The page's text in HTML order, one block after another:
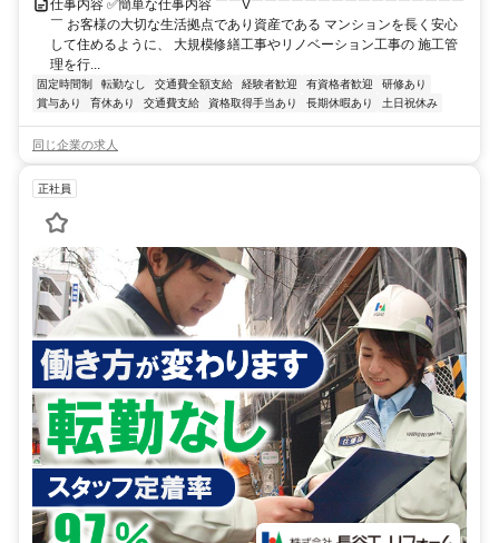
仕事内容 ✅簡単な仕事内容 ￣￣V￣￣￣￣￣￣￣￣￣￣￣￣￣￣￣￣
￣ お客様の大切な生活拠点であり資産である マンションを長く安心
して住めるように、 大規模修繕工事やリノベーション工事の 施工管
理を行...
固定時間制 転勤なし 交通費全額支給 経験者歓迎 有資格者歓迎
研修あり
賞与あり
育休あり 交通費支給 資格取得手当あり 長期休暇あり 土日祝休み
同じ企業の求人
正社員